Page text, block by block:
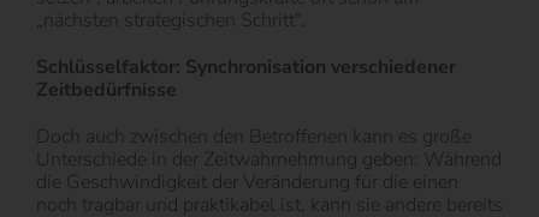
„nächsten strategischen Schritt“.
Schlüsselfaktor: Synchronisation verschiedener
Zeitbedürfnisse
Doch auch zwischen den Betroffenen kann es große
Unterschiede in der Zeitwahrnehmung geben: Während
die Geschwindigkeit der Veränderung für die einen
noch tragbar und praktikabel ist, kann sie andere bereits